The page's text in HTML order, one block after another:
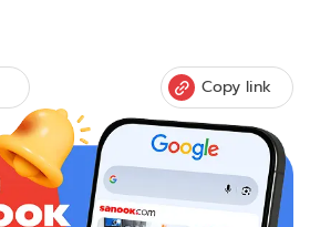
Copy link